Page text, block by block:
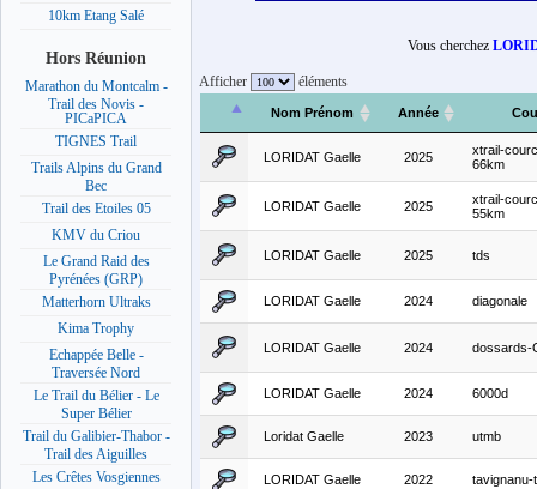
10km Etang Salé
Hors Réunion
Marathon du Montcalm -
Trail des Novis -
PICaPICA
TIGNES Trail
Trails Alpins du Grand
Bec
Trail des Etoiles 05
KMV du Criou
Le Grand Raid des
Pyrénées (GRP)
Matterhorn Ultraks
Kima Trophy
Echappée Belle -
Traversée Nord
Le Trail du Bélier - Le
Super Bélier
Trail du Galibier-Thabor -
Trail des Aiguilles
Les Crêtes Vosgiennes
Vous cherchez
Afficher éléments
Nom Prénom Année
LORIDAT Gaelle 2025
xtrail-
66km
LORIDAT Gaelle 2025
xtrail-
55km
LORIDAT Gaelle 2025 tds
LORIDAT Gaelle 2024 diagonale
LORIDAT Gaelle 2024 dossards-
LORIDAT Gaelle 2024 6000d
Loridat Gaelle 2023 utmb
LORIDAT Gaelle 2022 tavignanu-